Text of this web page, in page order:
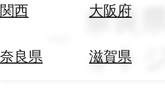
関西 大阪府
奈良県 滋賀県
奈良
ォト